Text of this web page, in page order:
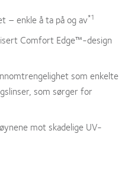
– enkle å ta på og av*1
Comfort Edge™-design
som enkelte
som sørger for
mot skadelige UV-